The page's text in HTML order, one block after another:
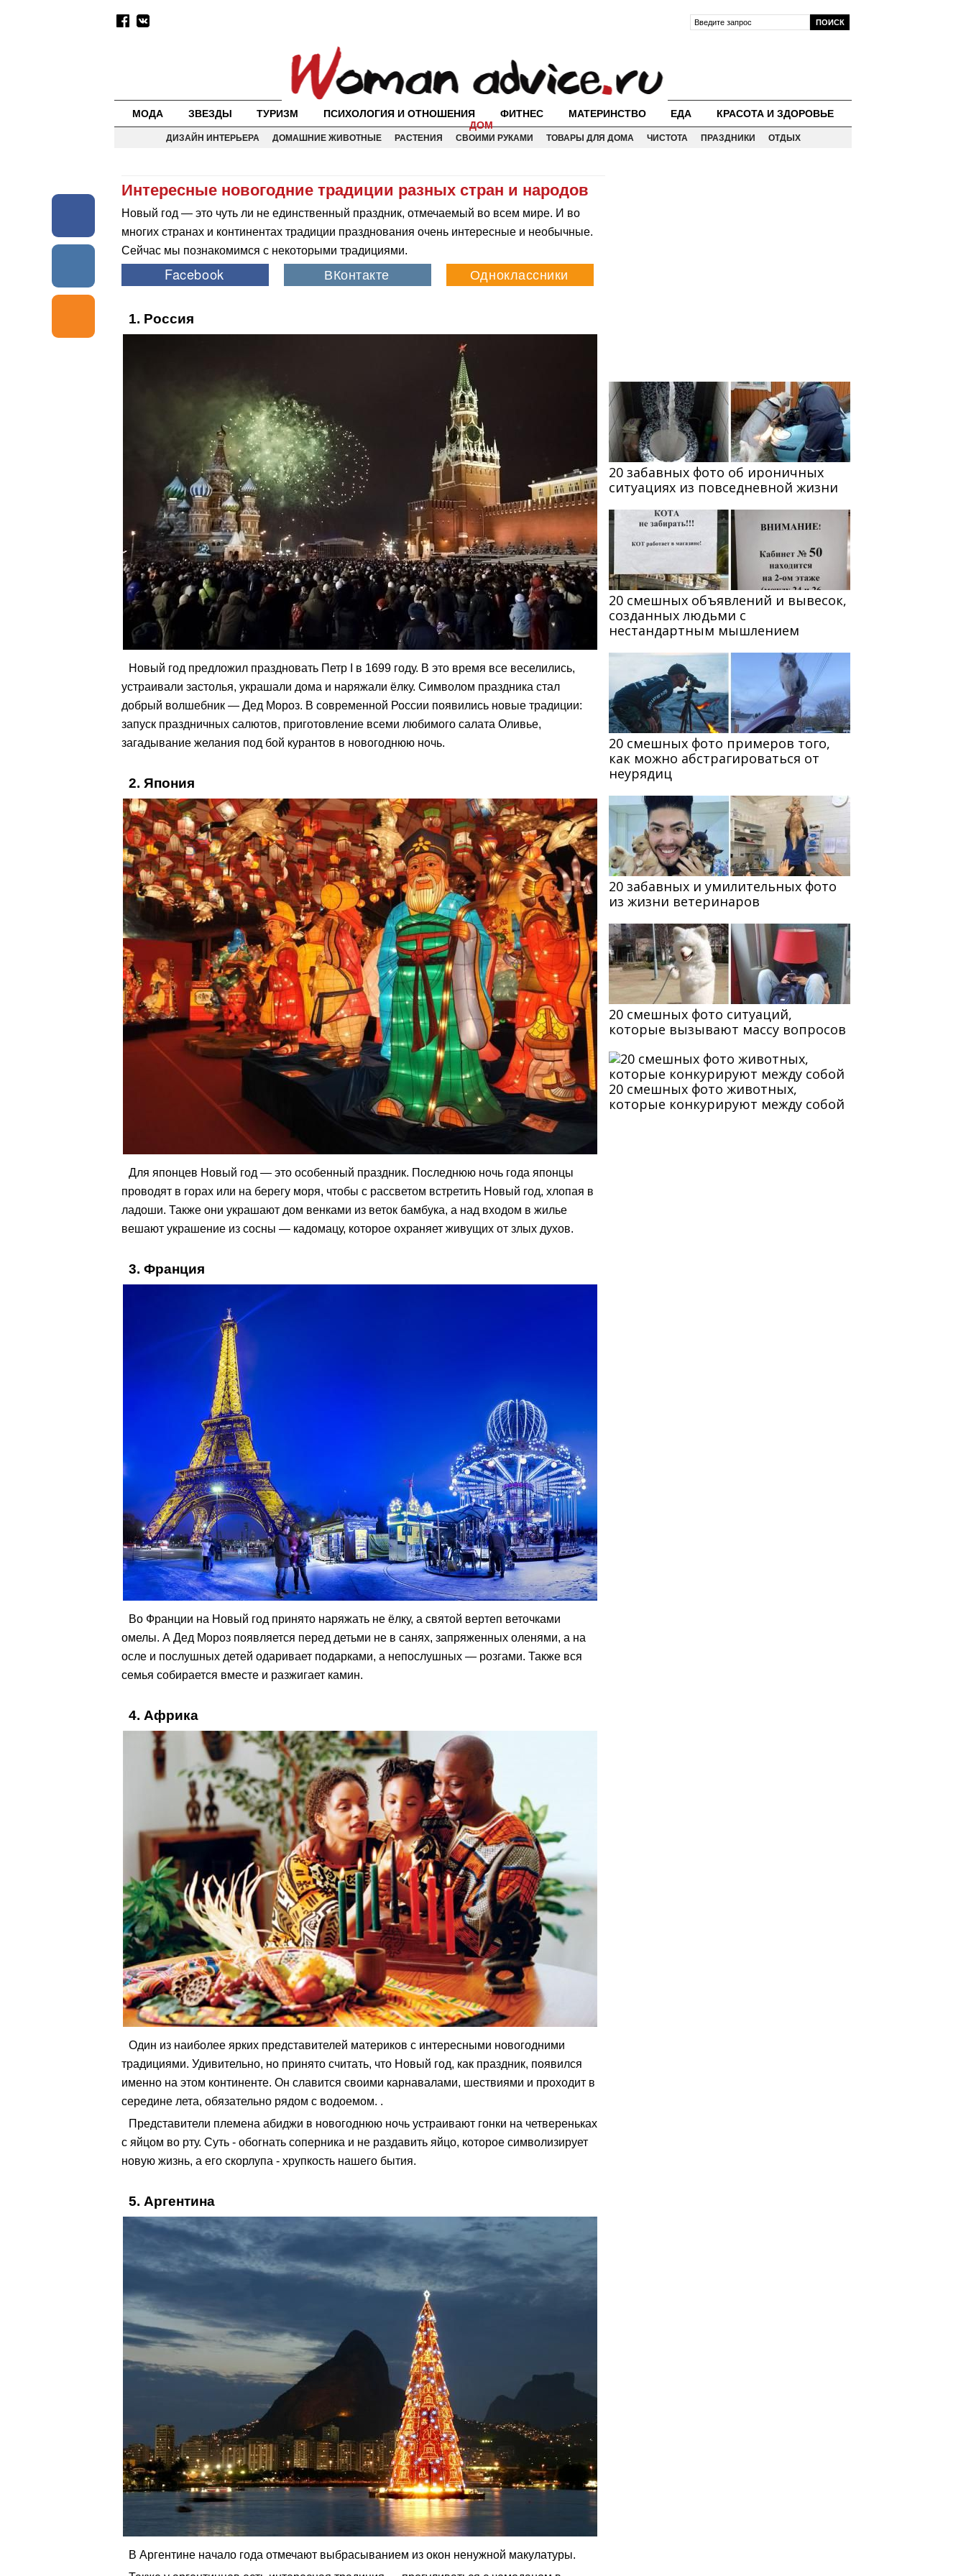
МОДА ЗВЕЗДЫ ТУРИЗМ ПСИХОЛОГИЯ И ОТНОШЕНИЯ ФИТНЕС МАТЕРИНСТВО ЕДА
КРАСОТА И ЗДОРОВЬЕ
ДОМ
ДИЗАЙН ИНТЕРЬЕРА ДОМАШНИЕ ЖИВОТНЫЕ РАСТЕНИЯ СВОИМИ РУКАМИ ТОВАРЫ ДЛЯ ДОМА ЧИСТОТА ПРАЗДНИКИ ОТДЫХ
Интересные новогодние традиции разных стран и народов
Новый год — это чуть ли не единственный праздник, отмечаемый во всем мире. И во
многих странах и континентах традиции празднования очень интересные и необычные.
Сейчас мы познакомимся с некоторыми традициями.
1. Россия
Новый год предложил праздновать Петр I в 1699 году. В это время все веселились,
устраивали застолья, украшали дома и наряжали ёлку. Символом праздника стал
добрый волшебник — Дед Мороз. В современной России появились новые традиции:
запуск праздничных салютов, приготовление всеми любимого салата Оливье,
загадывание желания под бой курантов в новогоднюю ночь.
2. Япония
Для японцев Новый год — это особенный праздник. Последнюю ночь года японцы
проводят в горах или на берегу моря, чтобы с рассветом встретить Новый год, хлопая в
ладоши. Также они украшают дом венками из веток бамбука, а над входом в жилье
вешают украшение из сосны — кадомацу, которое охраняет живущих от злых духов.
3. Франция
Во Франции на Новый год принято наряжать не ёлку, а святой вертеп веточками
омелы. А Дед Мороз появляется перед детьми не в санях, запряженных оленями, а на
осле и послушных детей одаривает подарками, а непослушных — розгами. Также вся
семья собирается вместе и разжигает камин.
4. Африка
Один из наиболее ярких представителей материков с интересными новогодними
традициями. Удивительно, но принято считать, что Новый год, как праздник, появился
именно на этом континенте. Он славится своими карнавалами, шествиями и проходит в
середине лета, обязательно рядом с водоемом. .
Представители племена абиджи в новогоднюю ночь устраивают гонки на четвереньках
с яйцом во рту. Суть - обогнать соперника и не раздавить яйцо, которое символизирует
новую жизнь, а его скорлупа - хрупкость нашего бытия.
5. Аргентина
В Аргентине начало года отмечают выбрасыванием из окон ненужной макулатуры.
20 забавных фото об ироничных
ситуациях из повседневной жизни
20 смешных объявлений и вывесок,
созданных людьми с
нестандартным мышлением
20 смешных фото примеров того,
как можно абстрагироваться от
неурядиц
20 забавных и умилительных фото
из жизни ветеринаров
20 смешных фото ситуаций,
которые вызывают массу вопросов
20 смешных фото животных,
которые конкурируют между собой